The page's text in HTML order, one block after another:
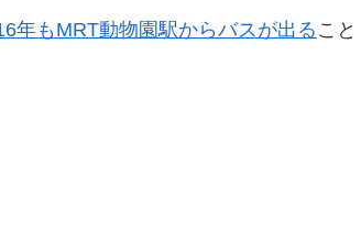
年もMRT動物園駅からバスが出る こと